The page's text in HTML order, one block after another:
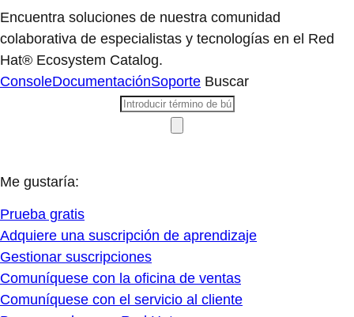
Encuentra soluciones de nuestra comunidad
colaborativa de especialistas y tecnologías en el Red
Hat® Ecosystem Catalog.
ConsoleDocumentaciónSoporte Buscar
Me gustaría:
Prueba gratis
Adquiere una suscripción de aprendizaje
Gestionar suscripciones
Comuníquese con la oficina de ventas
Comuníquese con el servicio al cliente